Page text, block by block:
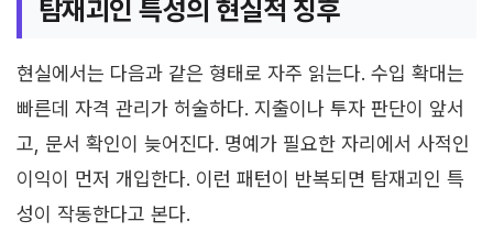
탐재괴인 특성의 현실적 징후
현실에서는 다음과 같은 형태로 자주 읽는다. 수입 확대는
빠른데 자격 관리가 허술하다. 지출이나 투자 판단이 앞서
고, 문서 확인이 늦어진다. 명예가 필요한 자리에서 사적인
이익이 먼저 개입한다. 이런 패턴이 반복되면 탐재괴인 특
성이 작동한다고 본다.